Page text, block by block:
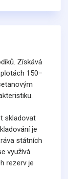
Získává
150–
skladovat
je
státních
využívá
rezerv je